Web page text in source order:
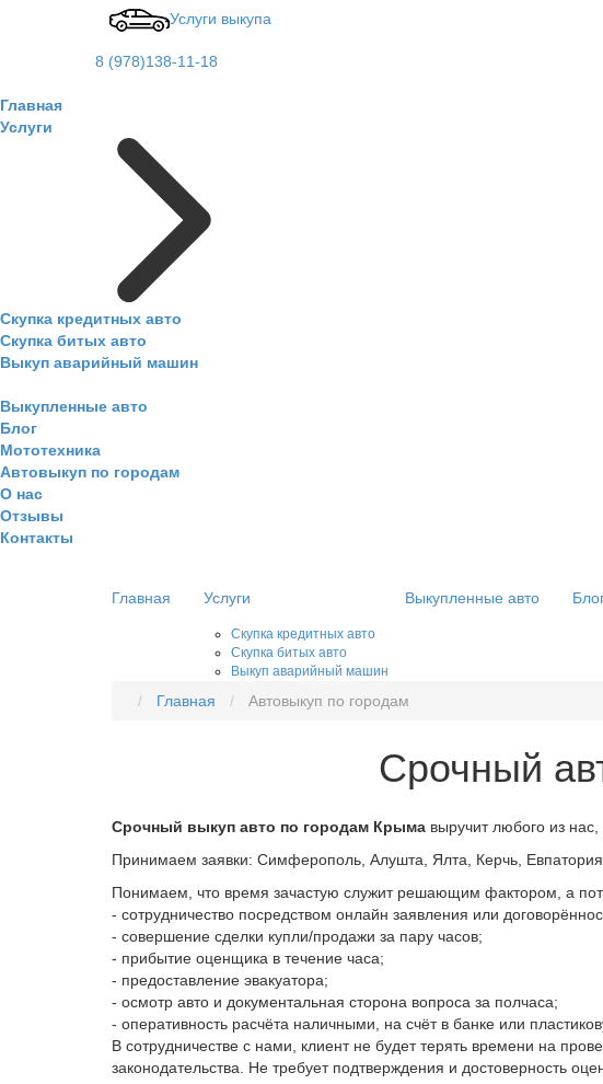
Услуги выкупа
8 (978)138-11-18
Главная
Услуги
Скупка кредитных авто
Скупка битых авто
Выкуп аварийный машин
Выкупленные авто
Блог
Мототехника
Автовыкуп по городам
О нас
Отзывы
Контакты
Главная Услуги
Скупка кредитных авто
Скупка битых авто
Выкуп аварийный машин
Выкупленные авто
Главная Автовыкуп по городам
Срочный
Срочный выкуп авто по городам Крыма выручит любого из
Принимаем заявки: Симферополь, Алушта, Ялта, Керчь,
Понимаем, что время зачастую служит решающим фактором, а
- сотрудничество посредством онлайн заявления или
- совершение сделки купли/продажи за пару часов;
- прибытие оценщика в течение часа;
- предоставление эвакуатора;
- осмотр авто и документальная сторона вопроса за полчаса;
- оперативность расчёта наличными, на счёт в банке или
В сотрудничестве с нами, клиент не будет терять времени на
законодательства. Не требует подтверждения и достоверность